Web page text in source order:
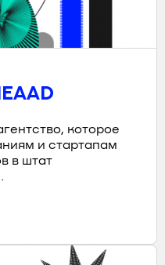
которое
и стартапам
в штат